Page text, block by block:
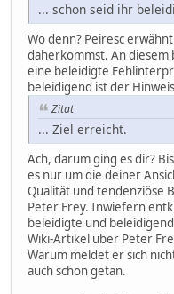
... schon seid ihr
Wo denn? Peiresc
daherkommst. An diesem
eine beleidigte
beleidigend ist der
Zitat
... Ziel erreicht.
Ach, darum ging es dir?
es nur um die deiner
Qualität und tendenziöse
Peter Frey. Inwiefern
beleidigte und
Wiki-Artikel über Peter
Warum meldet er sich
auch schon getan.